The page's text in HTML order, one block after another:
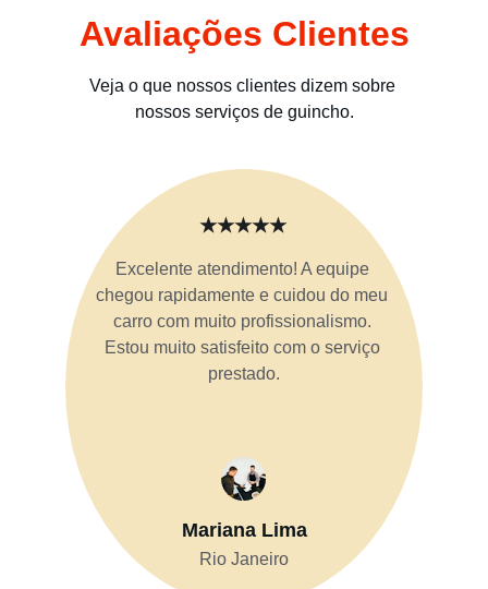
Avaliações Clientes
Veja o que nossos clientes dizem sobre
nossos serviços de guincho.
Excelente atendimento! A equipe
chegou rapidamente e cuidou do meu
carro com muito profissionalismo.
Estou muito satisfeito com o serviço
prestado.
Mariana Lima
Rio Janeiro
★★★★★